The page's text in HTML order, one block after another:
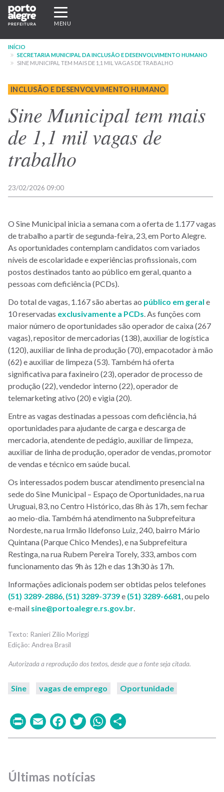
Pular
para
conteúdo
principal
Expandir/recolher
navegação
MENU
INÍCIO
SECRETARIA MUNICIPAL DA INCLUSÃO E DESENVOLVIMENTO HUMANO
SINE MUNICIPAL TEM MAIS DE 1,1 MIL VAGAS DE TRABALHO
INCLUSÃO E DESENVOLVIMENTO HUMANO
Sine Municipal tem mais
de 1,1 mil vagas de
trabalho
23/02/2026 09:00
O Sine Municipal inicia a semana com a oferta de 1.177 vagas
de trabalho a partir de segunda-feira, 23, em Porto Alegre.
As oportunidades contemplam candidatos com variados
níveis de escolaridade e experiências profissionais, com
postos destinados tanto ao público em geral, quanto a
pessoas com deficiência (PCDs).
Do total de vagas, 1.167 são abertas ao público em geral e
10 reservadas exclusivamente a PCDs . As funções com
maior número de oportunidades são operador de caixa (267
vagas), repositor de mercadorias (138), auxiliar de logística
(120), auxiliar de linha de produção (70), empacotador à mão
(62) e auxiliar de limpeza (53). Também há oferta
significativa para faxineiro (23), operador de processo de
produção (22), vendedor interno (22), operador de
telemarketing ativo (20) e vigia (20).
Entre as vagas destinadas a pessoas com deficiência, há
oportunidades para ajudante de carga e descarga de
mercadoria, atendente de pedágio, auxiliar de limpeza,
auxiliar de linha de produção, operador de vendas, promotor
de vendas e técnico em saúde bucal.
Os interessados podem buscar atendimento presencial na
sede do Sine Municipal – Espaço de Oportunidades, na rua
Uruguai, 83, no Centro Histórico, das 8h às 17h, sem fechar
ao meio-dia. Também há atendimento na Subprefeitura
Nordeste, na rua Irmão Ildefonso Luiz, 240, bairro Mário
Quintana (Parque Chico Mendes), e na Subprefeitura
Restinga, na rua Rubem Pereira Torely, 333, ambos com
funcionamento das 9h às 12h e das 13h30 às 17h.
Informações adicionais podem ser obtidas pelos telefones
(51) 3289-2886 (51) 3289-3739e (51) 3289-6681 , ou pelo
e-mail sine@portoalegre.rs.gov.br
Ranieri Zilio Moriggi
Andrea Brasil
Sine vagas de emprego Oportunidade
PrintEmailFacebook
TwitterWhatsApp
Últimas notícias